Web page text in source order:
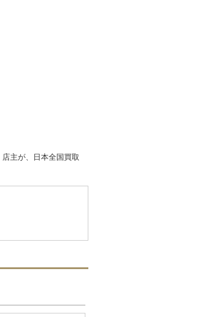
主が、日本全国買取